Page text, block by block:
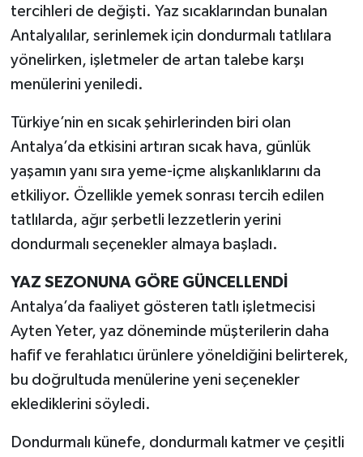
tercihleri de değişti. Yaz sıcaklarından bunalan
Antalyalılar, serinlemek için dondurmalı tatlılara
yönelirken, işletmeler de artan talebe karşı
menülerini yeniledi.
Türkiye’nin en sıcak şehirlerinden biri olan
Antalya’da etkisini artıran sıcak hava, günlük
yaşamın yanı sıra yeme-içme alışkanlıklarını da
etkiliyor. Özellikle yemek sonrası tercih edilen
tatlılarda, ağır şerbetli lezzetlerin yerini
dondurmalı seçenekler almaya başladı.
YAZ SEZONUNA GÖRE GÜNCELLENDİ
Antalya’da faaliyet gösteren tatlı işletmecisi
Ayten Yeter, yaz döneminde müşterilerin daha
hafif ve ferahlatıcı ürünlere yöneldiğini belirterek,
bu doğrultuda menülerine yeni seçenekler
eklediklerini söyledi.
Dondurmalı künefe, dondurmalı katmer ve çeşitli
MAGAZİN